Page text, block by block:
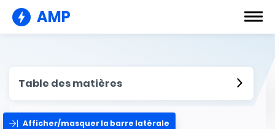
AMP
Table des matières
Afficher/masquer la barre latérale